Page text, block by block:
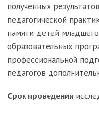
полученных
педагогической
памяти детей
образовательных
профессиональной
педагогов
Срок проведения